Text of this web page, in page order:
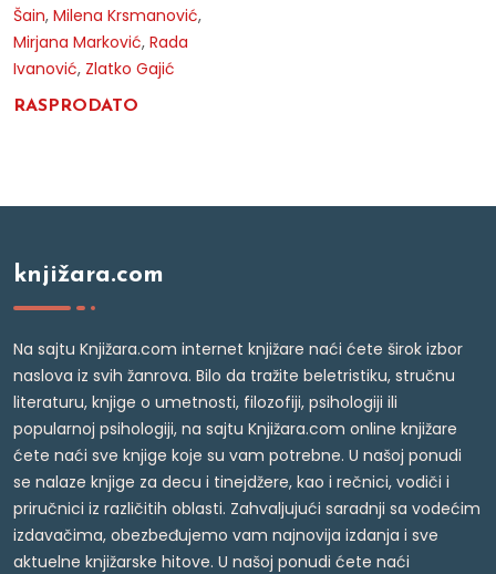
Šain, Milena Krsmanović,
Mirjana Marković, Rada
Ivanović, Zlatko Gajić
RASPRODATO
knjižara.com
Na sajtu Knjižara.com internet knjižare naći ćete širok izbor
naslova iz svih žanrova. Bilo da tražite beletristiku, stručnu
literaturu, knjige o umetnosti, filozofiji, psihologiji ili
popularnoj psihologiji, na sajtu Knjižara.com online knjižare
ćete naći sve knjige koje su vam potrebne. U našoj ponudi
se nalaze knjige za decu i tinejdžere, kao i rečnici, vodiči i
priručnici iz različitih oblasti. Zahvaljujući saradnji sa vodećim
izdavačima, obezbeđujemo vam najnovija izdanja i sve
aktuelne knjižarske hitove. U našoj ponudi ćete naći